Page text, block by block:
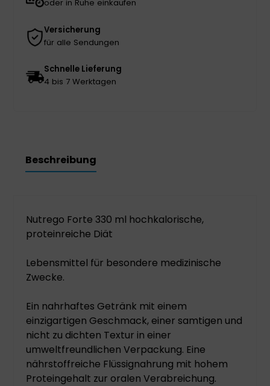
oder in Ruhe einkaufen
Versicherung
für alle Sendungen
Schnelle Lieferung
4 bis 7 Werktagen
Beschreibung
Nutrego Forte 330 ml hochkalorische,
proteinreiche Diät
Lebensmittel für besondere medizinische
Zwecke.
Ein nahrhaftes Getränk mit einem
einzigartigen Geschmack, einer samtigen und
nicht zu dichten Textur in einer
umweltfreundlichen Verpackung. Eine
nährstoffreiche Flüssignahrung mit hohem
Proteingehalt zur oralen Verabreichung.